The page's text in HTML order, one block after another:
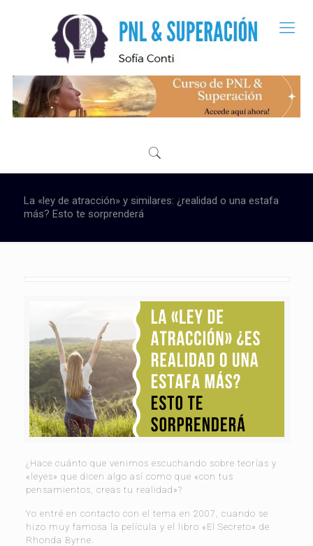
La «ley de atracción» y similares: ¿realidad o una estafa
más? Esto te sorprenderá
¿Hace cuánto que venimos escuchando sobre teorías y
«leyes» que dicen algo así como que «con tus
pensamientos, creas tu realidad»?
Yo entré en contacto con el tema en 2007, cuando se
hizo muy famosa la película y el libro «El Secreto» de
Rhonda Byrne.